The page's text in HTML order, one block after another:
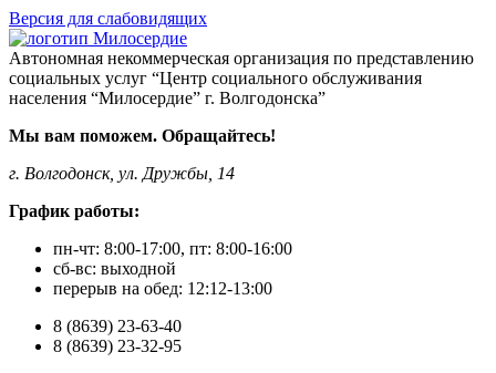
Версия для слабовидящих
Автономная некоммерческая организация по представлению
социальных услуг “Центр социального обслуживания
населения “Милосердие” г. Волгодонска”
Мы вам поможем. Обращайтесь!
г. Волгодонск, ул. Дружбы, 14
График работы:
пн-чт: 8:00-17:00, пт: 8:00-16:00
сб-вс: выходной
перерыв на обед: 12:12-13:00
8 (8639) 23-63-40
8 (8639) 23-32-95